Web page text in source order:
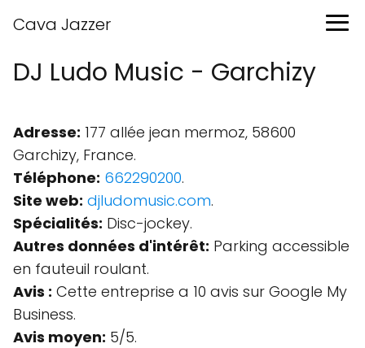
Cava Jazzer
DJ Ludo Music - Garchizy
Adresse: 177 allée jean mermoz, 58600
Garchizy, France.
Téléphone: 662290200.
Site web: djludomusic.com.
Spécialités: Disc-jockey.
Autres données d'intérêt: Parking accessible
en fauteuil roulant.
Avis : Cette entreprise a 10 avis sur Google My
Business.
Avis moyen: 5/5.